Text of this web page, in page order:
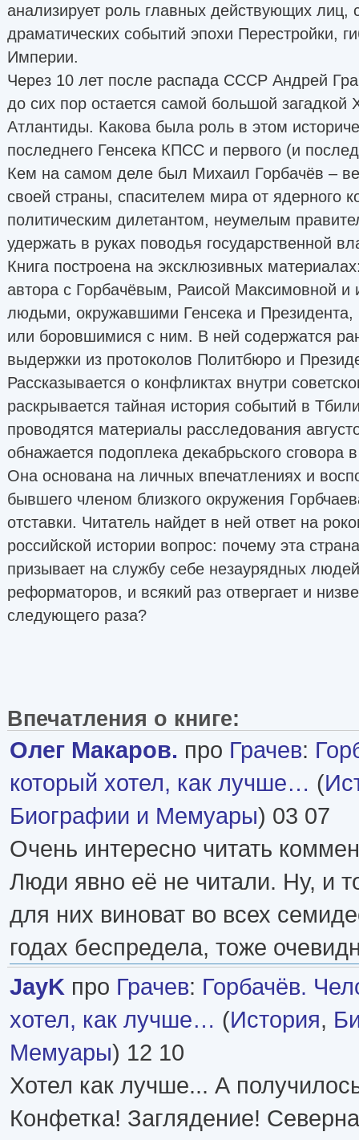
анализирует роль главных действующих лиц,
драматических событий эпохи Перестройки,
Империи.
Через 10 лет после распада СССР Андрей
до сих пор остается самой большой загадкой
Атлантиды. Какова была роль в этом
последнего Генсека КПСС и первого (и
Кем на самом деле был Михаил Горбачёв –
своей страны, спасителем мира от ядерного
политическим дилетантом, неумелым
удержать в руках поводья государственной
Книга построена на эксклюзивных
автора с Горбачёвым, Раисой Максимовной и
людьми, окружавшими Генсека и
или боровшимися с ним. В ней содержатся
выдержки из протоколов Политбюро и
Рассказывается о конфликтах внутри
раскрывается тайная история событий в
проводятся материалы расследования
обнажается подоплека декабрьского сговора
Она основана на личных впечатлениях и
бывшего членом близкого окружения
отставки. Читатель найдет в ней ответ на
российской истории вопрос: почему эта
призывает на службу себе незаурядных
реформаторов, и всякий раз отвергает и
следующего раза?
Впечатления о книге:
Олег Макаров. про Грачев:
который хотел, как лучше… (
Биографии и Мемуары) 03 07
Очень интересно читать
Люди явно её не читали. Ну, и
для них виноват во всех
годах беспредела, тоже
JayK про Грачев: Горбачёв.
хотел, как лучше… (История,
Мемуары) 12 10
Хотел как лучше... А
Конфетка! Заглядение!